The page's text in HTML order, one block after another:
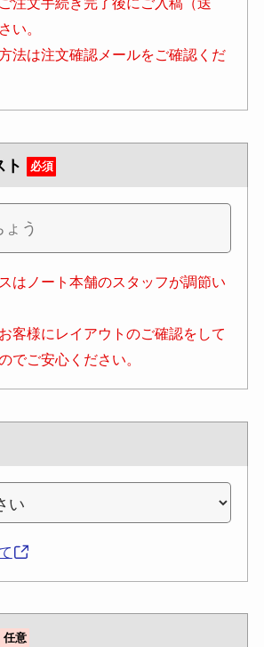
い。
法は注文確認メールをご確認くだ
必須
はノート本舗のスタッフが調節い
客様にレイアウトのご確認をして
でご安心ください。
任意